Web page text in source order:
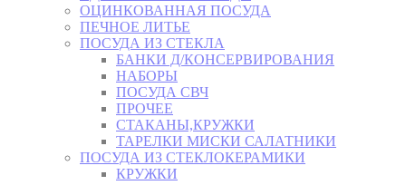
ОЦИНКОВАННАЯ ПОСУДА
ПЕЧНОЕ ЛИТЬЕ
ПОСУДА ИЗ СТЕКЛА
БАНКИ Д/КОНСЕРВИРОВАНИЯ
НАБОРЫ
ПОСУДА СВЧ
ПРОЧЕЕ
СТАКАНЫ,КРУЖКИ
ТАРЕЛКИ МИСКИ САЛАТНИКИ
ПОСУДА ИЗ СТЕКЛОКЕРАМИКИ
КРУЖКИ